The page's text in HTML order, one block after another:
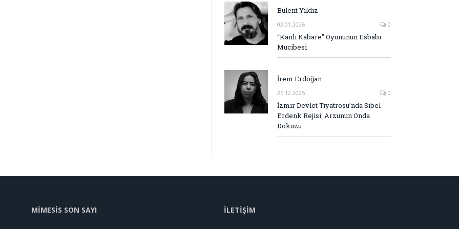
Bülent Yıldız
03.01.2026 0
“Kanlı Kabare” Oyununun Esbabı
Mucibesi
İrem Erdoğan
25.12.2025 0
İzmir Devlet Tiyatrosu’nda Sibel
Erdenk Rejisi: Arzunun Onda
Dokuzu
MİMESİS SON SAYI İLETİŞİM